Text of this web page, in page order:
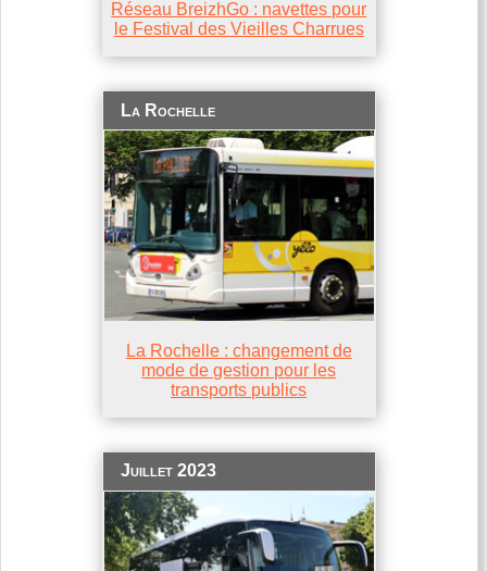
Réseau BreizhGo : navettes pour
le Festival des Vieilles Charrues
La Rochelle
La Rochelle : changement de
mode de gestion pour les
transports publics
Juillet 2023